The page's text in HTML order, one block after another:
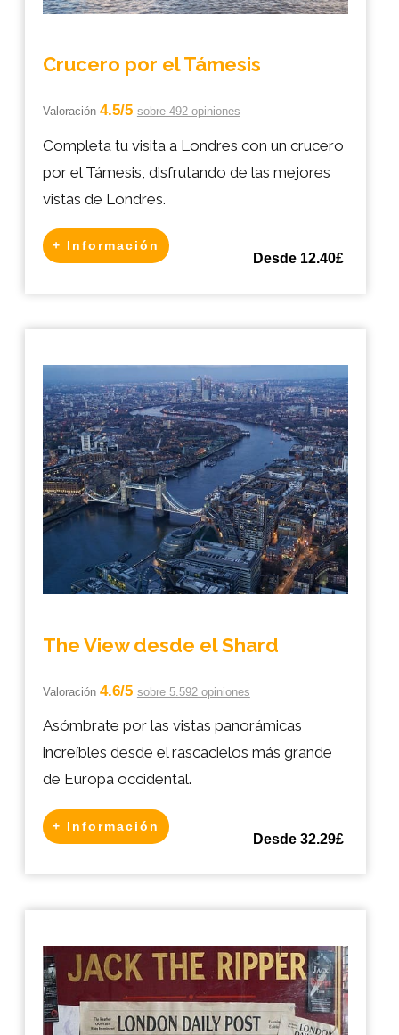
Crucero por el Támesis
Valoración 4.5/5 sobre 492 opiniones
Completa tu visita a Londres con un crucero
por el Támesis, disfrutando de las mejores
vistas de Londres.
+ Información
Desde 12.40£
The View desde el Shard
Valoración 4.6/5 sobre 5.592 opiniones
Asómbrate por las vistas panorámicas
increíbles desde el rascacielos más grande
de Europa occidental.
+ Información
Desde 32.29£